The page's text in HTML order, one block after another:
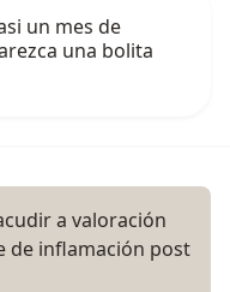
un mes de
una bolita
a valoración
de inflamación post